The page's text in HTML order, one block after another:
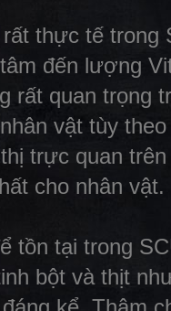
thực tế trong
đến lượng
rất quan trọng
vật tùy
trực quan
cho nhân vật.
tồn tại trong
bột và thịt